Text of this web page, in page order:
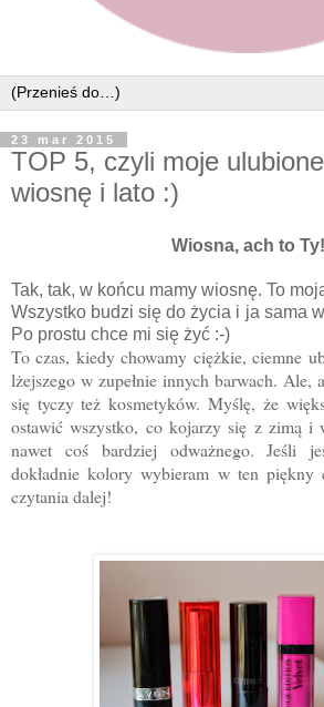
23 mar 2015
TOP 5, czyli moje
wiosnę i lato :)
Wiosna, ach to Ty!
Tak, tak, w końcu mamy wiosnę. To
Wszystko budzi się do życia i ja sama
Po prostu chce mi się żyć :-)
To czas, kiedy chowamy ciężkie, ciemne
lżejszego w zupełnie innych barwach. Ale,
się tyczy też kosmetyków.Myślę, że
ostawić wszystko, co kojarzy się z zimą i
nawet coś bardziej odważnego. Jeśli
dokładnie kolory wybieram w ten piękny
czytania dalej!